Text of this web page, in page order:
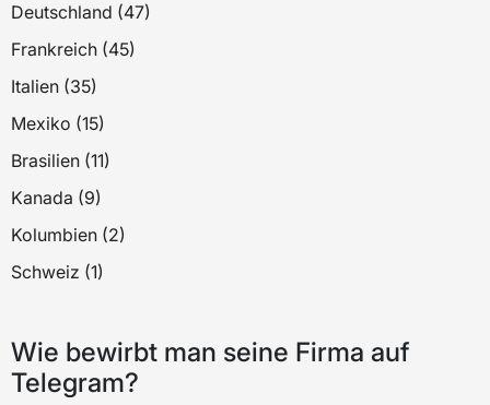
Deutschland (47)
Frankreich (45)
Italien (35)
Mexiko (15)
Brasilien (11)
Kanada (9)
Kolumbien (2)
Schweiz (1)
Wie bewirbt man seine Firma auf
Telegram?